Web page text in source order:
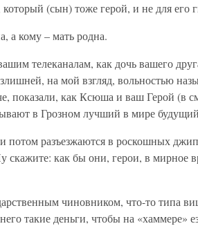
(сын) тоже герой, и не для его
а кому – мать родна.
телеканалам, как дочь вашего
на мой взгляд, вольностью
показали, как Ксюша и ваш Герой (в
в Грозном лучший в мире
потом разъезжаются в роскошных
скажите: как бы они, герои, в мирное
чиновником, что-то типа
такие деньги, чтобы на «хаммере»